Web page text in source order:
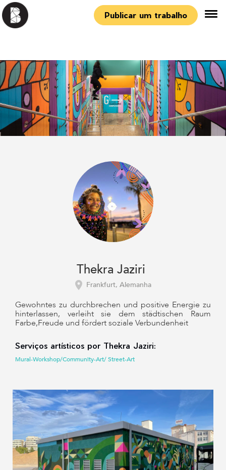
Publicar um trabalho
Thekra Jaziri
Frankfurt, Alemanha
Gewohntes zu durchbrechen und positive Energie zu
hinterlassen, verleiht sie dem städtischen Raum
Farbe,Freude und fördert soziale Verbundenheit
Serviços artísticos por Thekra Jaziri:
Mural-Workshop/Community-Art/ Street-Art